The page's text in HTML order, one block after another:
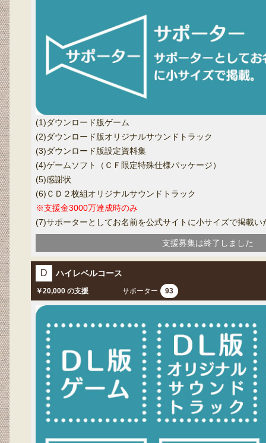
(1)ダウンロード版ゲーム
(2)ダウンロード版オリジナルサウンドトラック
(3)ダウンロード版設定資料集
(4)ゲームソフト（ＣＦ限定特殊仕様パッケージ）
(5)感謝状
(6)ＣＤ２枚組オリジナルサウンドトラック
※支援金3000万達成時のみ
(7)サポーターとしてお名前を公式サイトに小サイズで掲載い
支援募集は終了しました
D ハイレベルコース
￥20,000 の支援 サポーター 93